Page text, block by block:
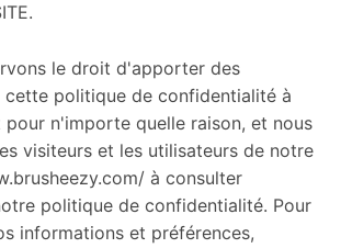
le droit d'apporter des
politique de confidentialité à
n'importe quelle raison, et nous
visiteurs et les utilisateurs de notre
à consulter
politique de confidentialité. Pour
informations et préférences,